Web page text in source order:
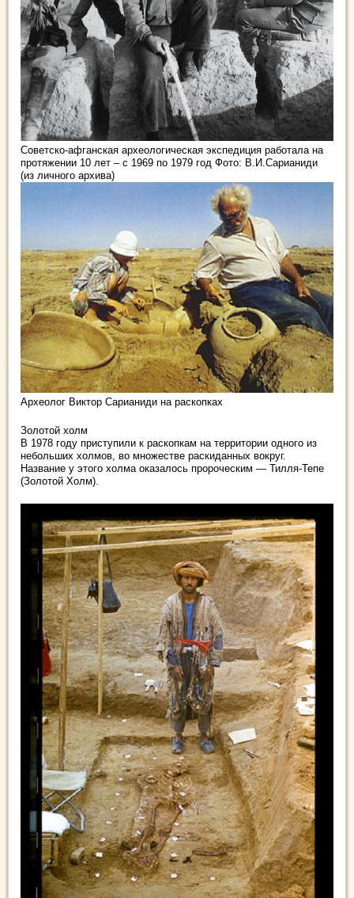
Советско-афганская археологическая экспедиция работала на
протяжении 10 лет – с 1969 по 1979 год Фото: В.И.Сарианиди
(из личного архива)
Археолог Виктор Сарианиди на раскопках
Золотой холм
В 1978 году приступили к раскопкам на территории одного из
небольших холмов, во множестве раскиданных вокруг.
Название у этого холма оказалось пророческим — Тилля-Тепе
(Золотой Холм).